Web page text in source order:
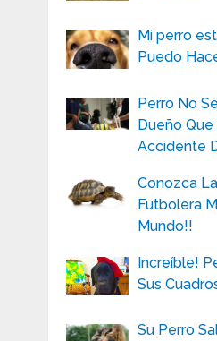
Mi perro
Puedo
Perro No
Dueño
Accidente
Conozca
Futbolera
Mundo!!
Increíble!
Sus
Su Perro